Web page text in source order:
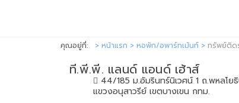
คุณอยู่ที่: หน้าแรก หอพัก/อพาร์ทเม้นท์ ทรัพย์ติด
ที.พี.พี. แลนด์ แอนด์ เฮ้าส์
44/185 ม.อัมรินทร์นิเวศน์ 1 ถ.พหลโย
แขวงอนุสาวรีย์ เขตบางเขน กทม.